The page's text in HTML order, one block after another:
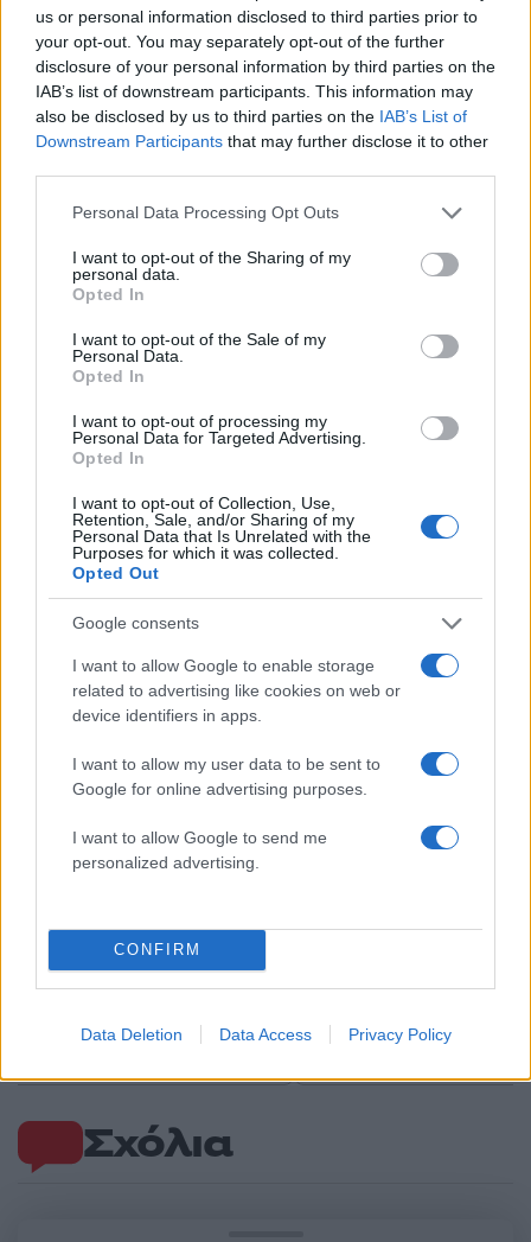
us or personal information disclosed to third parties prior to
your opt-out. You may separately opt-out of the further
disclosure of your personal information by third parties on the
IAB’s list of downstream participants. This information may
also be disclosed by us to third parties on the IAB’s List of
Downstream Participants that may further disclose it to other
Please note that this website/app uses one or more Google
not limited to your visit or usage behaviour. You may click to
grant or deny consent to Google and its third-party tags to
use your data for below specified purposes in below Google
consent section.
Personal Data Processing Opt Outs
I want to opt-out of the Sharing of my
personal data.
Opted In
I want to opt-out of the Sale of my
Personal Data.
Opted In
I want to opt-out of processing my
Personal Data for Targeted Advertising.
Opted In
I want to opt-out of Collection, Use,
Retention, Sale, and/or Sharing of my
Personal Data that Is Unrelated with the
Purposes for which it was collected.
Opted Out
Google consents
I want to allow Google to enable storage
related to advertising like cookies on web or
device identifiers in apps.
I want to allow my user data to be sent to
Google for online advertising purposes.
I want to allow Google to send me
personalized advertising.
CONFIRM
Data Deletion Data Access Privacy Policy
Τα ομαδικά στατιστικά του Παναθηναϊκού:
27/48 δίποντα, 7/20 τρίποντα, 11/12 βολές, 40
ριμπάουντ (18 αμυντικά – 22 επιθετικά), 20 ασίστ,
9 κλεψίματα, 12 λάθη, 1 μπλοκ.
δίποντα, 10/29 τρίποντα, 21/24 βολές, 38
ριμπάουντ (22 αμυντικά – 16 επιθετικά), 19 ασίστ,
8 κλεψίματα, 15 λάθη, 5 μπλοκ.
Σχόλια
Αν τα χάσατε
Marfin: «Δεν υπάρχει
ταυτοποίηση» λέει ο
δικηγόρος της 46χρονης –
εξέταση του 2022 για την
που έκρυψε τον
– «Δεν είπε ποτέ ότι